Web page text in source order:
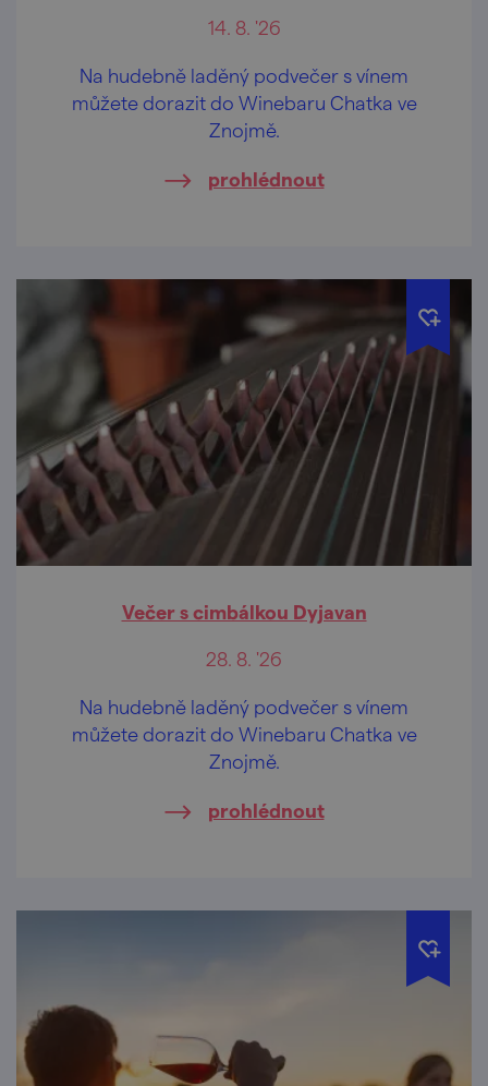
14. 8. '26
Na hudebně laděný podvečer s vínem
můžete dorazit do Winebaru Chatka ve
Znojmě.
prohlédnout
Večer s cimbálkou Dyjavan
28. 8. '26
Na hudebně laděný podvečer s vínem
můžete dorazit do Winebaru Chatka ve
Znojmě.
prohlédnout